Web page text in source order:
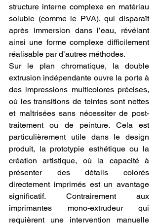
structure interne complexe en matériau
soluble (comme le PVA), qui disparaît
après immersion dans l’eau, révélant
ainsi une forme complexe difficilement
réalisable par d’autres méthodes.
Sur le plan chromatique, la double
extrusion indépendante ouvre la porte à
des impressions multicolores précises,
où les transitions de teintes sont nettes
et maîtrisées sans nécessiter de post-
traitement ou de peinture. Cela est
particulièrement utile dans le design
produit, la prototypie esthétique ou la
création artistique, où la capacité à
présenter des détails colorés
directement imprimés est un avantage
significatif. Contrairement aux
imprimantes mono-extrudeur qui
requièrent une intervention manuelle